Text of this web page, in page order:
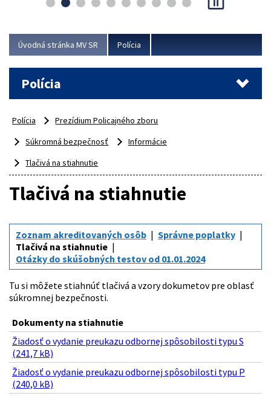
Úvodná stránka MV SR Polícia
Polícia
Polícia
Prezídium Policajného zboru
Súkromná bezpečnosť
Informácie
Tlačivá na stiahnutie
Tlačivá na stiahnutie
Zoznam akreditovaných osôb
Správne poplatky
Tlačivá na stiahnutie
Otázky do skúšobných testov od 01.01.2024
Tu si môžete stiahnúť tlačivá a vzory dokumetov pre oblasť
súkromnej bezpečnosti.
Dokumenty na stiahnutie
Žiadosť o vydanie preukazu odbornej spôsobilosti typu S
(241,7 kB)
Žiadosť o vydanie preukazu odbornej spôsobilosti typu P
(240,0 kB)